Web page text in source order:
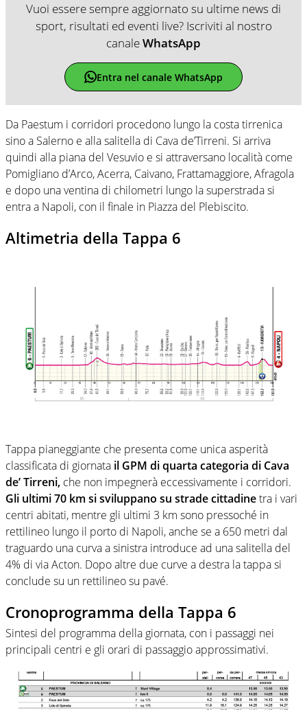
Vuoi essere sempre aggiornato su ultime news di
sport, risultati ed eventi live? Iscriviti al nostro
canaleWhatsApp
Entra nel canale WhatsApp
Da Paestum i corridori procedono lungo la costa tirrenica
sino a Salerno e alla salitella di Cava de’Tirreni. Si arriva
quindi alla piana del Vesuvio e si attraversano località come
Pomigliano d’Arco, Acerra, Caivano, Frattamaggiore, Afragola
e dopo una ventina di chilometri lungo la superstrada si
entra a Napoli, con il finale in Piazza del Plebiscito.
Altimetria della Tappa 6
Tappa pianeggiante che presenta come unica asperità
classificata di giornata il GPM di quarta categoria di Cava
de’ Tirreni, che non impegnerà eccessivamente i corridori.
Gli ultimi 70 km si sviluppano su strade cittadinetra i vari
centri abitati, mentre gli ultimi 3 km sono pressoché in
rettilineo lungo il porto di Napoli, anche se a 650 metri dal
traguardo una curva a sinistra introduce ad una salitella del
4% di via Acton. Dopo altre due curve a destra la tappa si
conclude su un rettilineo su pavé.
Cronoprogramma della Tappa 6
Sintesi del programma della giornata, con i passaggi nei
principali centri e gli orari di passaggio approssimativi.